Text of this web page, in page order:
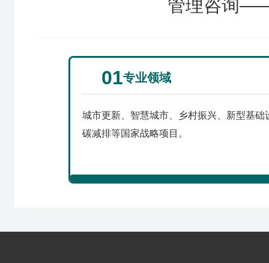
管理咨询
01专业领域
城市更新、智慧城市、乡村振兴、新型基础
碳减排等国家战略项目。